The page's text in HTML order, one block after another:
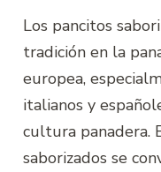
Los pancitos
tradición en la
europea,
italianos y
cultura panadera.
saborizados se